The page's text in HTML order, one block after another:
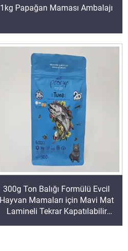
1kg Papağan Maması Ambalajı
300g Ton Balığı Formülü Evcil
Hayvan Mamaları için Mavi Mat
Lamineli Tekrar Kapatılabilir